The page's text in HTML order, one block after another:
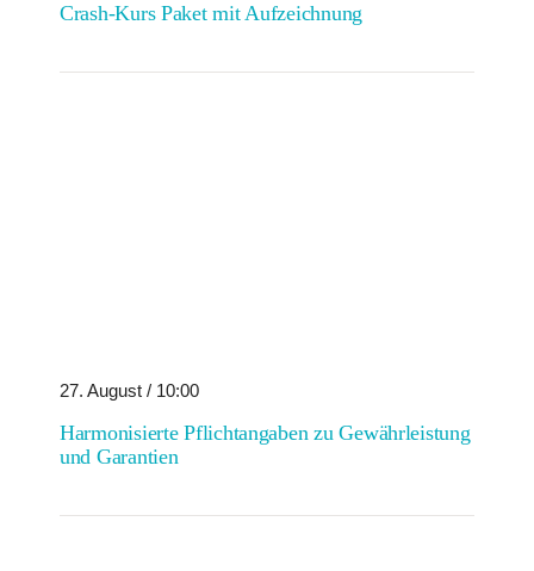
Crash-Kurs Paket mit Aufzeichnung
27. August / 10:00
Harmonisierte Pflichtangaben zu Gewährleistung
und Garantien